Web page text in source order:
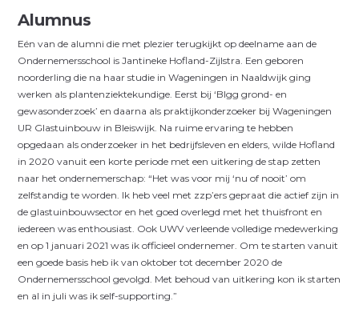
Alumnus
Eén van de alumni die met plezier terugkijkt op deelname aan de
Ondernemersschool is Jantineke Hofland-Zijlstra. Een geboren
noorderling die na haar studie in Wageningen in Naaldwijk ging
werken als plantenziektekundige. Eerst bij ‘Blgg grond- en
gewasonderzoek’ en daarna als praktijkonderzoeker bij Wageningen
UR Glastuinbouw in Bleiswijk. Na ruime ervaring te hebben
opgedaan als onderzoeker in het bedrijfsleven en elders, wilde Hofland
in 2020 vanuit een korte periode met een uitkering de stap zetten
naar het ondernemerschap: “Het was voor mij ‘nu of nooit’ om
zelfstandig te worden. Ik heb veel met zzp’ers gepraat die actief zijn in
de glastuinbouwsector en het goed overlegd met het thuisfront en
iedereen was enthousiast. Ook UWV verleende volledige medewerking
en op 1 januari 2021 was ik officieel ondernemer. Om te starten vanuit
een goede basis heb ik van oktober tot december 2020 de
Ondernemersschool gevolgd. Met behoud van uitkering kon ik starten
en al in juli was ik self-supporting.”